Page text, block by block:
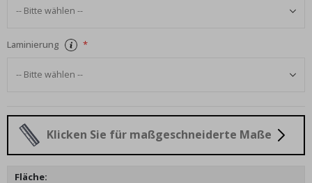
Laminierung
Klicken Sie für maßgeschneiderte Maße
Fläche: